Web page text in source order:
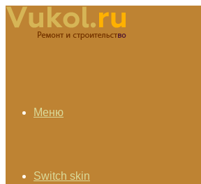
Меню
Switch skin